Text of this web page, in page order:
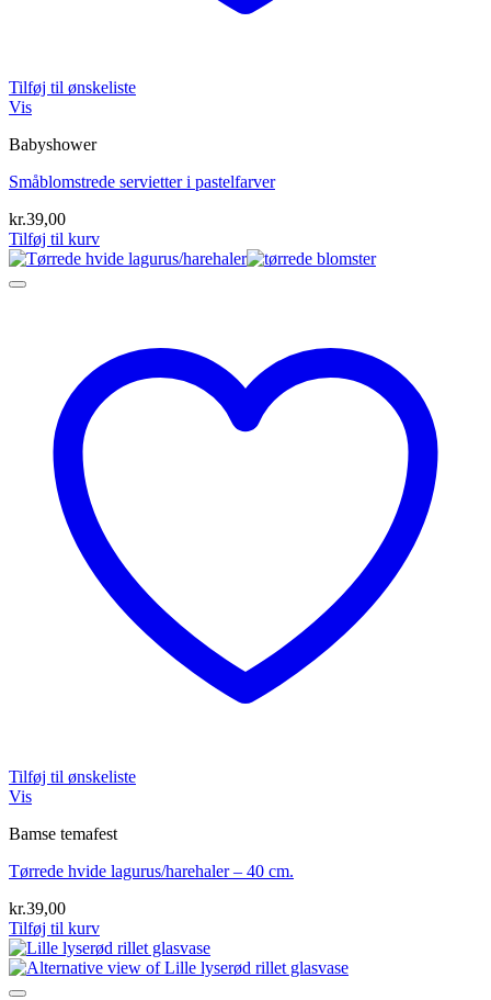
Tilføj til ønskeliste
Vis
Babyshower
Småblomstrede servietter i pastelfarver
kr.39,00
Tilføj til kurv
Tilføj til ønskeliste
Vis
Bamse temafest
Tørrede hvide lagurus/harehaler – 40 cm.
kr.39,00
Tilføj til kurv